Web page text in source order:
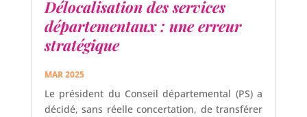
Délocalisation des services
départementaux : une erreur
stratégique
MAR 2025
Le président du Conseil départemental (PS) a
décidé, sans réelle concertation, de transférer